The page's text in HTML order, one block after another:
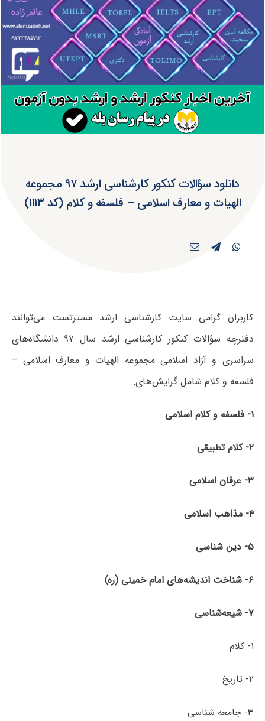
دانلود سؤالات کنکور کارشناسی ارشد ۹۷ مجموعه
الهیات و معارف اسلامی – فلسفه و کلام (کد ۱۱۱۳)
کاربران گرامی سایت کارشناسی ارشد مسترتست می‌توانند
دفترچه سؤالات کنکور کارشناسی ارشد سال ۹۷ دانشگاه‌های
سراسری و آزاد اسلامی مجموعه الهیات و معارف اسلامی –
فلسفه و کلام شامل گرایش‌های:
۱- فلسفه و کلام اسلامی
۲- کلام تطبیقی
۳- عرفان اسلامی
۴- مذاهب اسلامی
۵- دین شناسی
۶- شناخت اندیشه‌­های امام خمینی (ره)
۷- شیعه‌شناسی
۱- کلام
۲- تاریخ
۳- جامعه شناسی